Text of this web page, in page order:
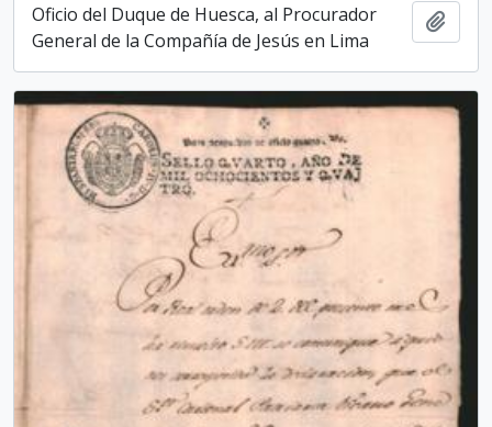
Oficio del Duque de Huesca, al Procurador
General de la Compañía de Jesús en Lima